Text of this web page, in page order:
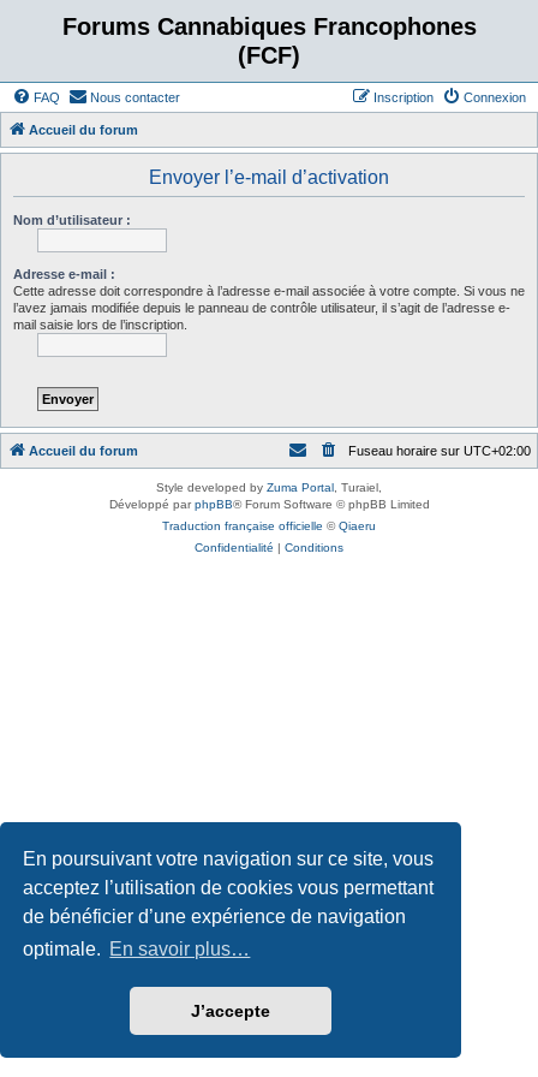
En poursuivant votre navigation sur ce site, vous
acceptez l’utilisation de cookies vous permettant
de bénéficier d’une expérience de navigation
optimale. En savoir plus…
J’accepte
Forums Cannabiques Francophones
(FCF)
FAQ Nous contacter Connexion
Inscription
Accueil du forum
Envoyer l’e-mail d’activation
Nom d’utilisateur :
Adresse e-mail :
Cette adresse doit correspondre à l’adresse e-mail associée à votre compte. Si vous ne
l’avez jamais modifiée depuis le panneau de contrôle utilisateur, il s’agit de l’adresse e-
mail saisie lors de l’inscription.
Accueil du forum Fuseau horaire sur UTC+02:00
Style developed by Zuma Portal , Turaiel,
Développé parphpBB® Forum Software © phpBB Limited
Traduction française officielle ©Qiaeru
Confidentialité | Conditions